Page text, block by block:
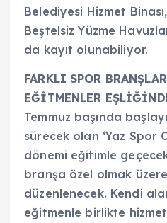
Belediyesi Hizmet
Beştelsiz Yüzme
da kayıt olunabiliyor.
FARKLI SPOR
EĞİTMENLER
Temmuz başında
sürecek olan ‘Yaz Spor
dönemi eğitimle
branşa özel olmak
düzenlenecek. Kendi
eğitmenle birlikte